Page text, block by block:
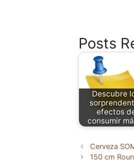
Posts
Descubre
efectos
consumir
Cerveza
150 cm